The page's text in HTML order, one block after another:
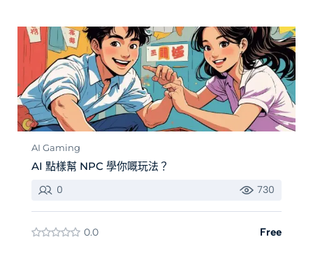
AI Gaming
AI 點樣幫 NPC 學你嘅玩法？
0 730
0.0 Free